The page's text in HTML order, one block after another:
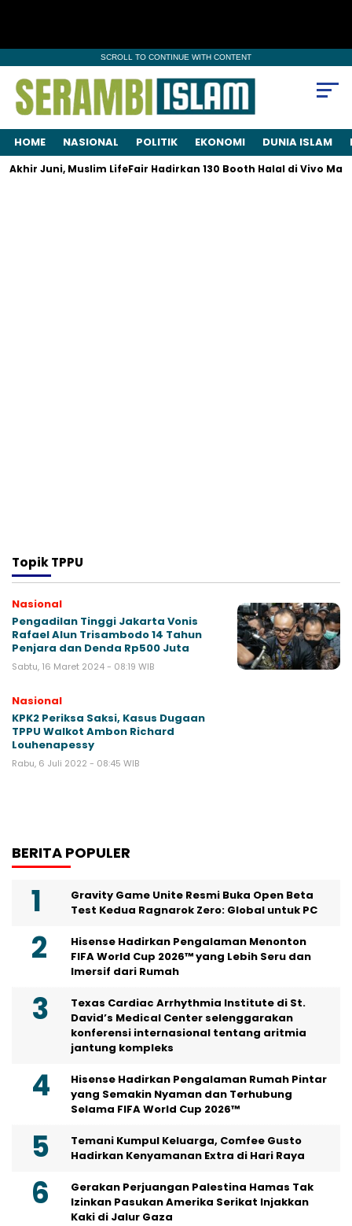
SCROLL TO CONTINUE WITH CONTENT
HOME NASIONAL POLITIK EKONOMI DUNIA ISLAM
Juni, Muslim LifeFair Hadirkan 130 Booth Halal di Vivo Mall
TopikTPPU
Nasional
Pengadilan Tinggi Jakarta Vonis
Rafael Alun Trisambodo 14 Tahun
Penjara dan Denda Rp500 Juta
Sabtu, 16 Maret 2024 - 08:19 WIB
Nasional
KPK2 Periksa Saksi, Kasus Dugaan
TPPU Walkot Ambon Richard
Louhenapessy
Rabu, 6 Juli 2022 - 08:45 WIB
BERITA POPULER
Gravity Game Unite Resmi Buka Open Beta
Test Kedua Ragnarok Zero: Global untuk PC
Hisense Hadirkan Pengalaman Menonton
FIFA World Cup 2026™ yang Lebih Seru dan
Imersif dari Rumah
Texas Cardiac Arrhythmia Institute di St.
David’s Medical Center selenggarakan
konferensi internasional tentang aritmia
jantung kompleks
Hisense Hadirkan Pengalaman Rumah Pintar
yang Semakin Nyaman dan Terhubung
Selama FIFA World Cup 2026™
Temani Kumpul Keluarga, Comfee Gusto
Hadirkan Kenyamanan Extra di Hari Raya
Gerakan Perjuangan Palestina Hamas Tak
Izinkan Pasukan Amerika Serikat Injakkan
Kaki di Jalur Gaza